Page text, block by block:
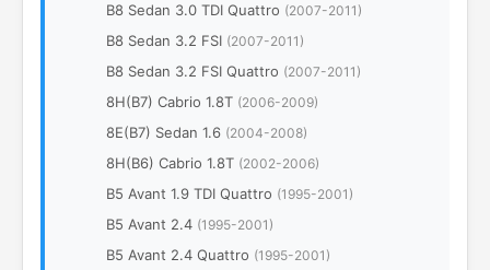
B8 Sedan 3.0 TDI Quattro (2007-2011)
B8 Sedan 3.2 FSI (2007-2011)
B8 Sedan 3.2 FSI Quattro (2007-2011)
8H(B7) Cabrio 1.8T (2006-2009)
8E(B7) Sedan 1.6 (2004-2008)
8H(B6) Cabrio 1.8T (2002-2006)
B5 Avant 1.9 TDI Quattro (1995-2001)
B5 Avant 2.4 (1995-2001)
B5 Avant 2.4 Quattro (1995-2001)